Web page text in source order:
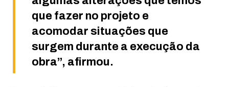
que fazer no projeto e
acomodar situações que
surgem durante a execução da
obra”, afirmou.